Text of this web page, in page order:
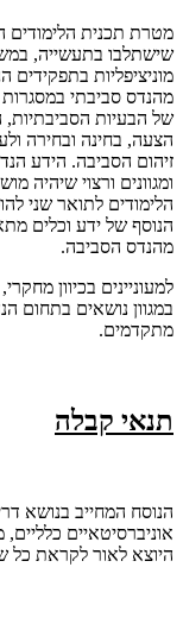
מטרת תכנית הלימודים
שישתלבו בתעשייה,
מוניציפליות בתפקידים
מהנדס סביבתי במסגרות
של הבעיות הסביבתיות,
הצעה, בחינה ובחירה
זיהום הסביבה. הידע
ומגוונים ורצוי שיהיה
הלימודים לתואר שני
הנוסף של ידע וכלים
מהנדס הסביבה.
למעוניינים בכיוון
במגוון נושאים בתחום
מתקדמים.
תנאי קבלה
הנוסח המחייב בנושא
אוניברסיטאיים
היוצא לאור לקראת כל